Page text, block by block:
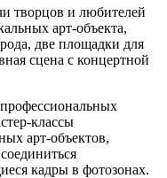
творцов и любителей
арт-объекта,
две площадки для
сцена с концертной
классы
арт-объектов,
кадры в фотозонах.